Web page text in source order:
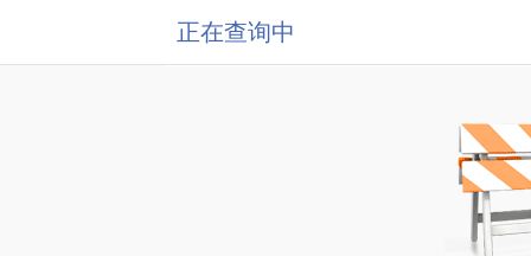
正在查询中